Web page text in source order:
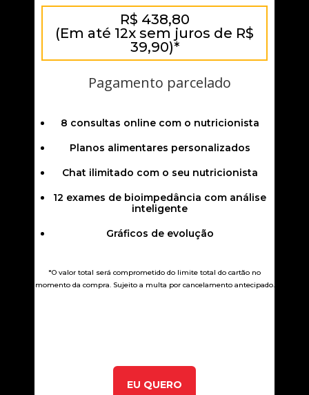
R$ 438,80
(Em até 12x sem juros de R$
39,90)*
Pagamento parcelado
8 consultas online com o nutricionista
Planos alimentares personalizados
Chat ilimitado com o seu nutricionista
12 exames de bioimpedância com análise
inteligente
Gráficos de evolução
*O valor total será comprometido do limite total do cartão no
momento da compra. Sujeito a multa por cancelamento antecipado.
EU QUERO